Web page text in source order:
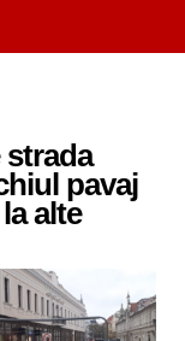
strada
pavaj
alte